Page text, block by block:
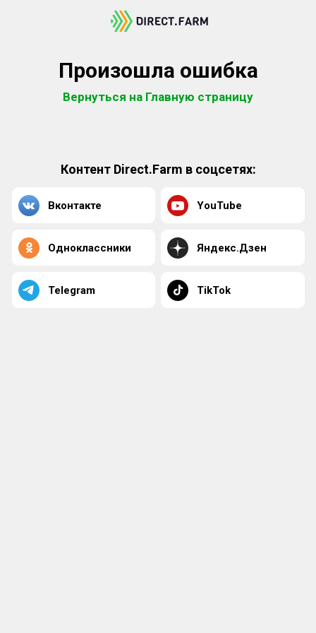
Произошла ошибка
Вернуться на Главную страницу
Контент Direct.Farm в соцсетях:
Вконтакте YouTube
Одноклассники Яндекс.Дзен
Telegram TikTok